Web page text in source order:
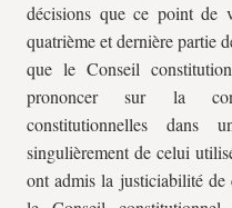
décisions que ce point de
quatrième et dernière partie
que le Conseil
prononcer sur la
constitutionnelles dans
singulièrement de celui
ont admis la justiciabilité de